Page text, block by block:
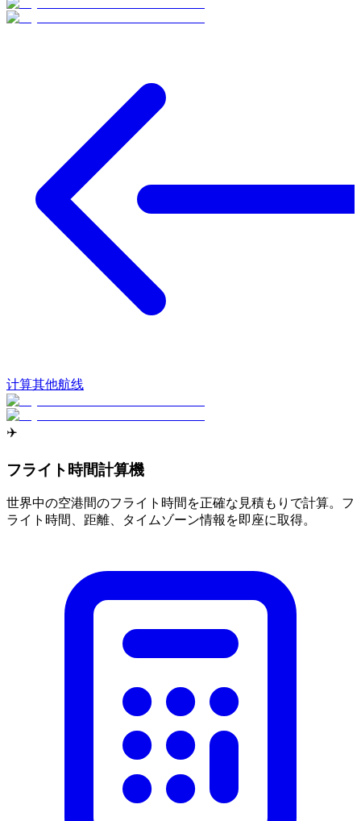
计算其他航线
✈️
フライト時間計算機
世界中の空港間のフライト時間を正確な見積もりで計算。フ
ライト時間、距離、タイムゾーン情報を即座に取得。